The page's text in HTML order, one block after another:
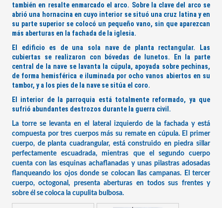
también en resalte enmarcado el arco. Sobre la clave del arco se
abrió una hornacina en cuyo interior se situó una cruz latina y en
su parte superior se colocó un pequeño vano, sin que aparezcan
más aberturas en la fachada de la iglesia.
El edificio es de una sola nave de planta rectangular. Las
cubiertas se realizaron con bóvedas de lunetos. En la parte
central de la nave se lavanta la cúpula, apoyada sobre pechinas,
de forma hemisférica e iluminada por ocho vanos abiertos en su
tambor, y a los pies de la nave se sitúa el coro.
El interior de la parroquia está totalmente reformado, ya que
sufrió abundantes destrozos durante la guerra civil.
La torre se levanta en el lateral izquierdo de la fachada y está
compuesta por tres cuerpos más su remate en cúpula. El primer
cuerpo, de planta cuadrangular, está construido en piedra sillar
perfectamente escuadrada, mientras que el segundo cuerpo
cuenta con las esquinas achaflanadas y unas pilastras adosadas
flanqueando los ojos donde se colocan llas campanas. El tercer
cuerpo, octogonal, presenta aberturas en todos sus frentes y
sobre él se coloca la cupulita bulbosa.